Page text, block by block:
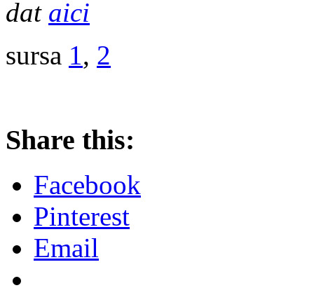
dat aici
sursa 1, 2
Share this:
Facebook
Pinterest
Email